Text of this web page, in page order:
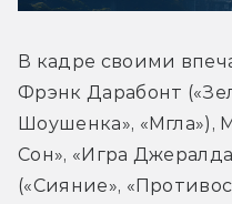
В кадре своими
Фрэнк Дарабонт
Шоушенка», «Мгла»),
Сон», «Игра
(«Сияние»,